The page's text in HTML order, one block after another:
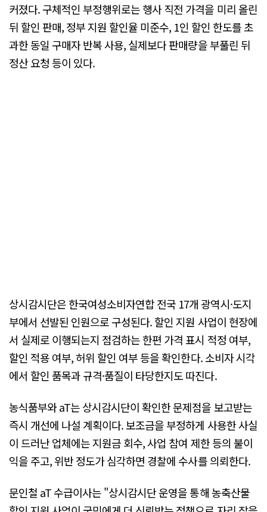
커졌다. 구체적인 부정행위로는 행사 직전 가격을 미리 올린
뒤 할인 판매, 정부 지원 할인율 미준수, 1인 할인 한도를 초
과한 동일 구매자 반복 사용, 실제보다 판매량을 부풀린 뒤
정산 요청 등이 있다.
상시감시단은 한국여성소비자연합 전국 17개 광역시·도지
부에서 선발된 인원으로 구성된다. 할인 지원 사업이 현장에
서 실제로 이행되는지 점검하는 한편 가격 표시 적정 여부,
할인 적용 여부, 허위 할인 여부 등을 확인한다. 소비자 시각
에서 할인 품목과 규격·품질이 타당한지도 따진다.
농식품부와 aT는 상시감시단이 확인한 문제점을 보고받는
즉시 개선에 나설 계획이다. 보조금을 부정하게 사용한 사실
이 드러난 업체에는 지원금 회수, 사업 참여 제한 등의 불이
익을 주고, 위반 정도가 심각하면 경찰에 수사를 의뢰한다.
문인철 aT 수급이사는 "상시감시단 운영을 통해 농축산물